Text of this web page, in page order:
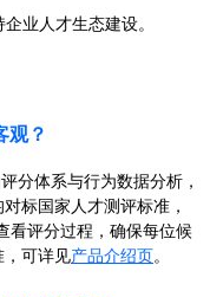
业人才生态建设。
观？
分体系与行为数据分析，
标国家人才测评标准，
看评分过程，确保每位候
，可详见产品介绍页。